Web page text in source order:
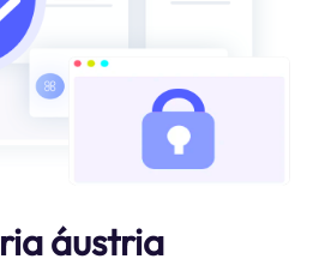
áustria